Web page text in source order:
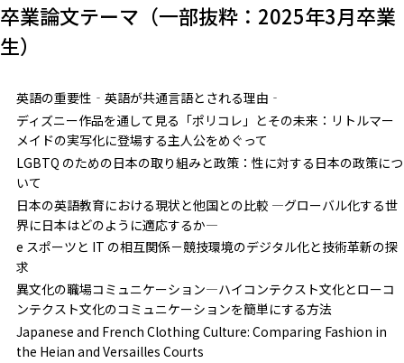
卒業論文テーマ（一部抜粋：2025年3月卒業
生）
英語の重要性‐英語が共通言語とされる理由‐
ディズニー作品を通して見る「ポリコレ」とその未来：リトルマー
メイドの実写化に登場する主人公をめぐって
LGBTQ のための日本の取り組みと政策：性に対する日本の政策につ
いて
日本の英語教育における現状と他国との比較 —グローバル化する世
界に日本はどのように適応するか—
e スポーツと IT の相互関係－競技環境のデジタル化と技術革新の探
求
異文化の職場コミュニケーション—ハイコンテクスト文化とローコ
ンテクスト文化のコミュニケーションを簡単にする方法
Japanese and French Clothing Culture: Comparing Fashion in
the Heian and Versailles Courts